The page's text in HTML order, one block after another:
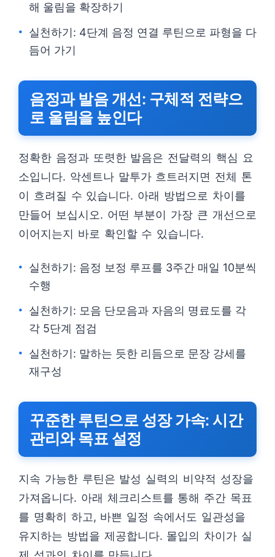
해 울림을 확장하기
실천하기: 4단계 음정 연결 루틴으로 파형을 다
듬어 가기
음정과 발음 개선: 구체적 전략으
로 울림을 높인다
정확한 음정과 또렷한 발음은 전달력의 핵심 요
소입니다. 악센트나 말투가 흐트러지면 전체 톤
이 흐려질 수 있습니다. 아래 방법으로 차이를
만들어 보십시오. 어떤 부분이 가장 큰 개선으로
이어지는지 바로 확인할 수 있습니다.
실천하기: 음정 보정 루프를 3주간 매일 10분씩
수행
실천하기: 모음 단모음과 자음의 명료도를 각
각 5단계 점검
실천하기: 말하는 듯한 리듬으로 문장 강세를
재구성
꾸준한 루틴으로 성장 가속: 시간
관리와 목표 설정
지속 가능한 루틴은 발성 실력의 비약적 성장을
가져옵니다. 아래 체크리스트를 통해 주간 목표
를 명확히 하고, 바쁜 일정 속에서도 일관성을
유지하는 방법을 제공합니다. 몰입의 차이가 실